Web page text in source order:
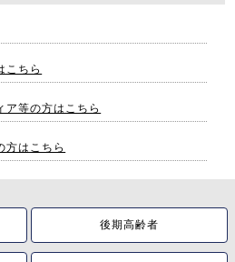
こちら
ア等の方はこちら
方はこちら
後期高齢者